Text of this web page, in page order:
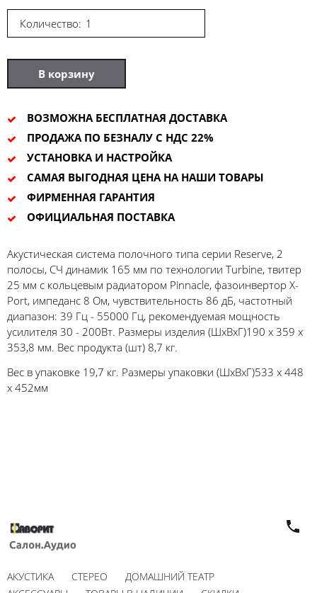
Количество:
В корзину
ВОЗМОЖНА БЕСПЛАТНАЯ ДОСТАВКА
ПРОДАЖА ПО БЕЗНАЛУ С НДС 22%
УСТАНОВКА И НАСТРОЙКА
САМАЯ ВЫГОДНАЯ ЦЕНА НА НАШИ ТОВАРЫ
ФИРМЕННАЯ ГАРАНТИЯ
ОФИЦИАЛЬНАЯ ПОСТАВКА
Акустическая система полочного типа серии Reserve, 2
полосы, CЧ динамик 165 мм по технологии Turbine, твитер
25 мм с кольцевым радиатором Pinnacle, фазоинвертор X-
Port, импеданс 8 Ом, чувствительность 86 дБ, частотный
диапазон: 39 Гц - 55000 Гц, рекомендуемая мощность
усилителя 30 - 200Вт. Размеры изделия (ШхВхГ)190 x 359 x
353,8 мм. Вес продукта (шт) 8,7 кг.
Вес в упаковке 19,7 кг. Размеры упаковки (ШхВхГ)533 x 448
x 452мм
АКУСТИКА СТЕРЕО
ДОМАШНИЙ ТЕАТР